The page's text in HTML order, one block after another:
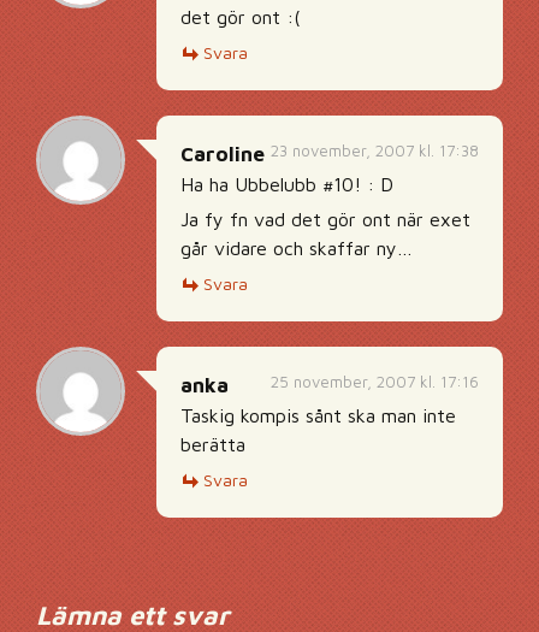
det gör ont :(
Svara
23 november, 2007 kl. 17:38
Caroline
Ha ha Ubbelubb #10! : D
Ja fy fn vad det gör ont när exet
går vidare och skaffar ny…
Svara
25 november, 2007 kl. 17:16
anka
Taskig kompis sånt ska man inte
berätta
Svara
Lämna ett svar